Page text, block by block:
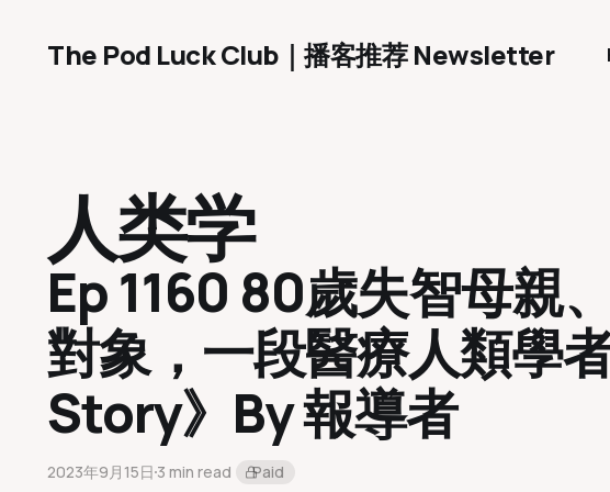
The Pod Luck Club｜播客推荐 Newsletter
人类学
Ep 1160 80歲失智母親
對象，一段醫療人類學
Story》By 報導者
2023年9月15日3 min read Paid